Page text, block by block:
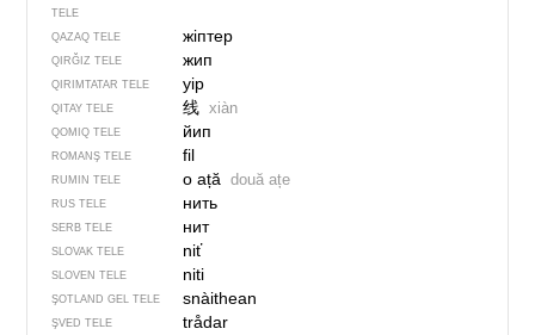
TELE
QAZAQ TELE жіптер
QIRĞIZ TELE жип
QIRIMTATAR TELE yip
QITAY TELE 线 xiàn
QOMIQ TELE йип
ROMANŞ TELE fil
RUMIN TELE o ață două ațe
RUS TELE нить
SERB TELE нит
SLOVAK TELE niť
SLOVEN TELE niti
ŞOTLAND GEL TELE snàithean
ŞVED TELE trådar